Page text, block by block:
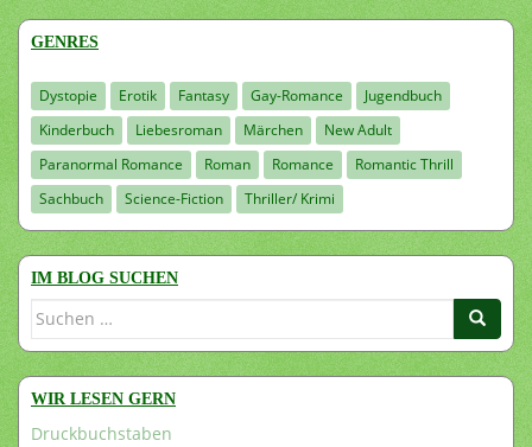
GENRES
Dystopie Erotik Fantasy Gay-Romance
Jugendbuch
Kinderbuch
Liebesroman Märchen
New Adult
Paranormal Romance
Roman Romance
Romantic Thrill
Sachbuch
Science-Fiction Thriller/ Krimi
IM BLOG SUCHEN
Suchen
WIR LESEN GERN
Druckbuchstaben